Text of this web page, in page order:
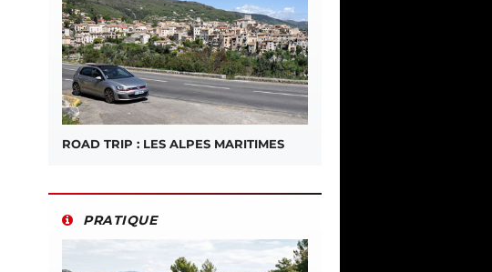
ROAD TRIP : LES ALPES MARITIMES
PRATIQUE